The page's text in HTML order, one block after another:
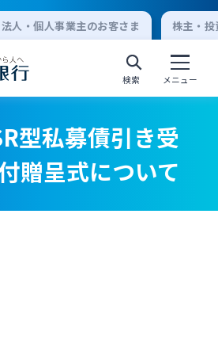
法人・個人事業主のお客さま 株主・
検索 メニュー
ターネットバンキング
ログオン
ターネットバンキング
型私募債引き受
贈呈式について